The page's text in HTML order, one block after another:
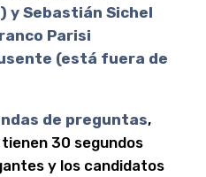
y Sebastián Sichel
Parisi
(está fuera de
de preguntas,
30 segundos
y los candidatos